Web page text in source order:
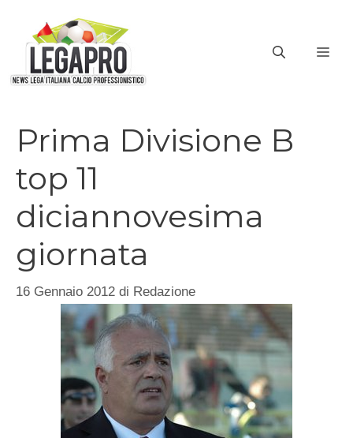
contenuto
Prima Divisione B
top 11
diciannovesima
giornata
16 Gennaio 2012 di Redazione